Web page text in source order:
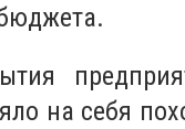
на себя